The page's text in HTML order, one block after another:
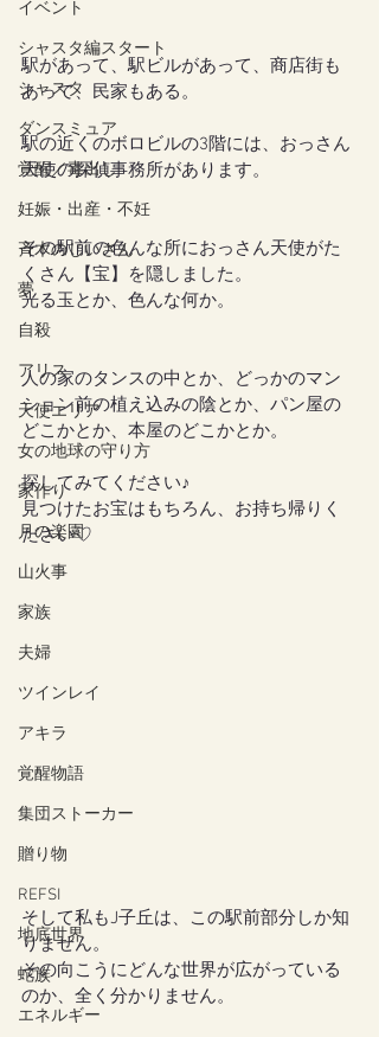
イベント
シャスタ編スタート
シャスタ
ダンスミュア
覚醒／毒出し
妊娠・出産・不妊
斉木のじいさん
夢
自殺
アリス
天使エリア
女の地球の守り方
家作り
月の楽園
山火事
家族
夫婦
ツインレイ
アキラ
覚醒物語
集団ストーカー
贈り物
REFSI
地底世界
蛇族
エネルギー
駅があって、駅ビルがあって、商店街も
あって、民家もある。
駅の近くのボロビルの3階には、おっさん
天使の探偵事務所があります。
その駅前の色んな所におっさん天使がた
くさん【宝】を隠しました。
光る玉とか、色んな何か。
人の家のタンスの中とか、どっかのマン
ション前の植え込みの陰とか、パン屋の
どこかとか、本屋のどこかとか。
探してみてください♪
見つけたお宝はもちろん、お持ち帰りく
ださい♡
そして私もJ子丘は、この駅前部分しか知
りません。
その向こうにどんな世界が広がっている
のか、全く分かりません。